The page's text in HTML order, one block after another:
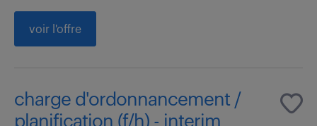
voir l'offre
charge d'ordonnancement /
planification (f/h) - interim